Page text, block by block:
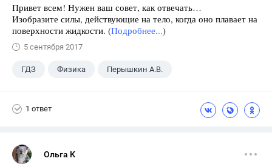
Привет всем! Нужен ваш совет, как отвечать…
Изобразите силы, действующие на тело, когда оно плавает на
поверхности жидкости. (Подробнее...)
5 сентября 2017
ГДЗ Физика Перышкин А.В.
1 ответ
Ольга К